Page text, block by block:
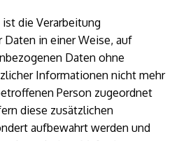
die Verarbeitung
Daten in einer Weise, auf
Daten ohne
Informationen nicht mehr
Person zugeordnet
diese zusätzlichen
aufbewahrt werden und